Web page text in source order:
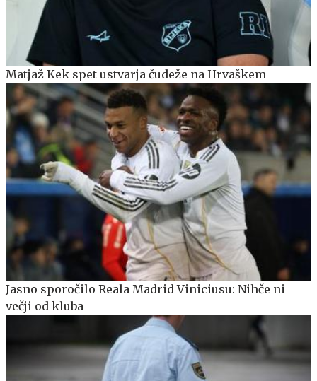
Matjaž Kek spet ustvarja čudeže na Hrvaškem
Jasno sporočilo Reala Madrid Viniciusu: Nihče ni
večji od kluba